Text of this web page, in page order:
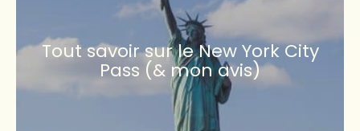
Tout savoir sur le New York City
Pass (& mon avis)